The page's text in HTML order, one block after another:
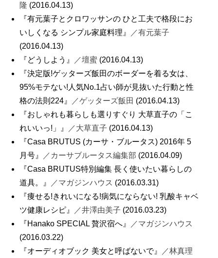
隆 (2016.04.13)
『有元葉子とクロワッサンの ひと工夫で格段にお
いしくなる シンプル家庭料理』
／有元葉子
(2016.04.13)
『どうしよう』
／壇蜜 (2016.04.13)
『決定版!ゲッターズ飯田のボーダーを着る女は、
95%モテない!人気No.1占い師が見抜いた行動と性
格の法則224』
／ゲッターズ飯田 (2016.04.13)
『おしゃれも暮らしも選りすぐり 大草直子の「こ
れいいっ!」』
／大草直子 (2016.04.13)
『Casa BRUTUS (カーサ・ブルータス) 2016年 5
月号』
／カーサブルータス編集部 (2016.04.09)
『Casa BRUTUS特別編集 長く使いたい暮らしの
道具。』
／マガジンハウス (2016.03.31)
『痩せる!きれいになる!病気にならない! 乳酸キャベ
ツ健康レシピ』
／井澤由美子 (2016.03.23)
『Hanako SPECIAL 贅沢宿へ』
／マガジンハウス
(2016.03.22)
『オーディオブック 美女と呼ばないで』
／林真理